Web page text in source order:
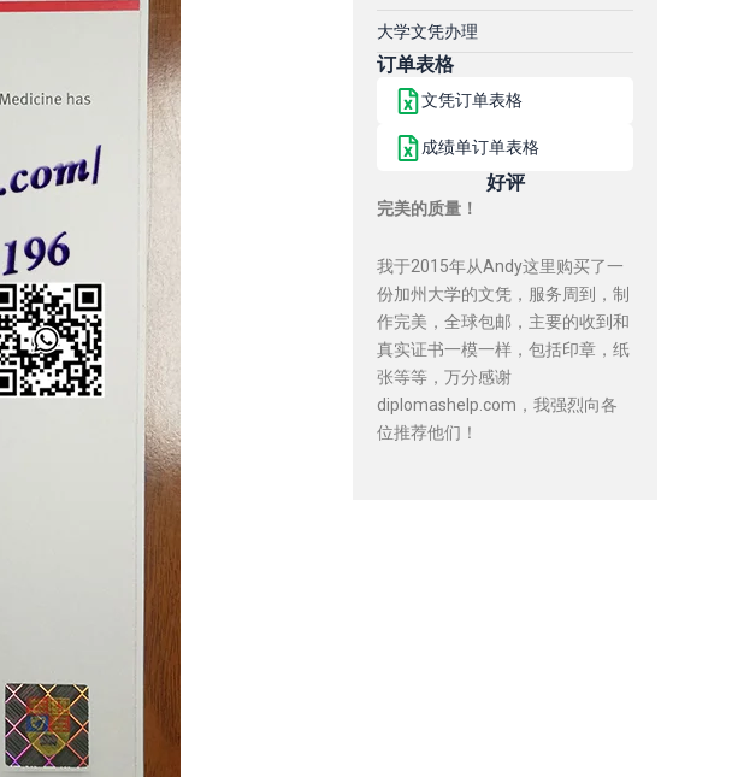
大学文凭办理
订单表格
文凭订单表格
成绩单订单表格
好评
完美的质量！
我于2015年从Andy这里购买了一
份加州大学的文凭，服务周到，制
作完美，全球包邮，主要的收到和
真实证书一模一样，包括印章，纸
张等等，万分感谢
diplomashelp.com，我强烈向各
位推荐他们！